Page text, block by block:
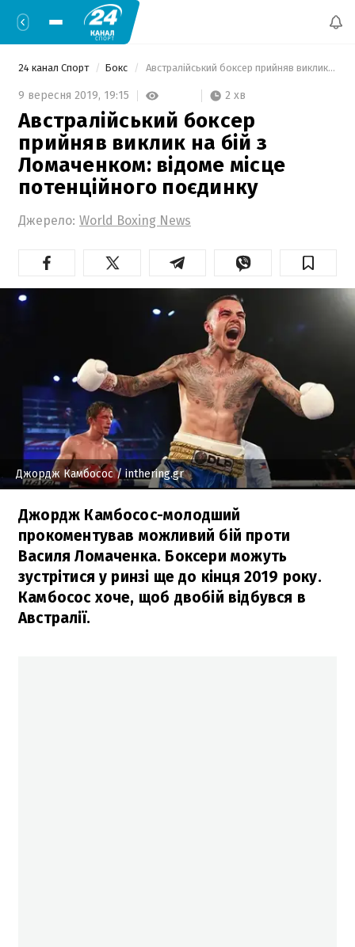
24 канал Спорт Бокс Австралійський боксер прийняв виклик на бій з Ломаченком: відоме місце потенційного поєдинку
9 вересня 2019, 19:15 2 хв
Австралійський боксер
прийняв виклик на бій з
Ломаченком: відоме місце
потенційного поєдинку
Джерело: World Boxing News
Джордж Камбосос/ inthering.gr
Джордж Камбосос-молодший
прокоментував можливий бій проти
Василя Ломаченка. Боксери можуть
зустрітися у ринзі ще до кінця 2019 року.
Камбосос хоче, щоб двобій відбувся в
Австралії.